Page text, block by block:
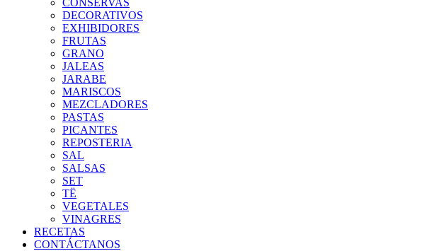
CONSERVAS
DECORATIVOS
EXHIBIDORES
FRUTAS
GRANO
JALEAS
JARABE
MARISCOS
MEZCLADORES
PASTAS
PICANTES
REPOSTERIA
SAL
SALSAS
SET
TË
VEGETALES
VINAGRES
RECETAS
CONTÁCTANOS